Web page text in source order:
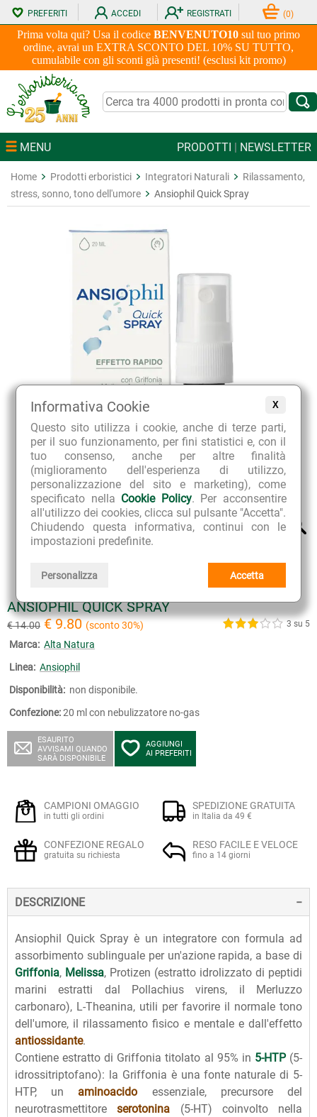
X
Informativa Cookie
Questo sito utilizza i cookie, anche di terze parti,
per il suo funzionamento, per fini statistici e, con il
tuo consenso, anche per altre finalità
(miglioramento dell'esperienza di utilizzo,
personalizzazione del sito e marketing), come
specificato nella Cookie Policy. Per acconsentire
all'utilizzo dei cookies, clicca sul pulsante "Accetta".
Chiudendo questa informativa, continui con le
impostazioni predefinite.
Personalizza Accetta
Prima volta qui? Usa il codice BENVENUTO10 sul tuo primo
ordine, avrai un EXTRA SCONTO DEL 10% SU TUTTO,
cumulabile con gli sconti già presenti! (esclusi kit promo)
PREFERITI ACCEDI REGISTRATI (0)
MENU PRODOTTI | NEWSLETTER
Home Prodotti erboristici Integratori Naturali
Rilassamento,
stress, sonno, tono dell'umore
Ansiophil Quick Spray
ANSIOPHIL QUICK SPRAY
€ 14.00 € 9.80(sconto 30%) 3 su 5
Marca: Alta Natura
Linea: Ansiophil
Disponibilità: non disponibile.
Confezione:20 ml con nebulizzatore no-gas
ESAURITO
AVVISAMI QUANDO
SARÀ DISPONIBILE
AGGIUNGI
AI PREFERITI
CAMPIONI OMAGGIO
in tutti gli ordini
SPEDIZIONE GRATUITA
in Italia da 49 €
CONFEZIONE REGALO
gratuita su richiesta
RESO FACILE E VELOCE
fino a 14 giorni
DESCRIZIONE
Ansiophil Quick Spray è un integratore con formula ad
assorbimento sublinguale per un'azione rapida, a base di
Griffonia, Melissa, Protizen (estratto idrolizzato di peptidi
marini estratti dal Pollachius virens, il Merluzzo
carbonaro), L-Theanina, utili per favorire il normale tono
dell'umore, il rilassamento fisico e mentale e dall'effetto
antiossidante.
Contiene estratto di Griffonia titolato al 95% in 5-HTP(5-
idrossitriptofano): la Griffonia è una fonte naturale di 5-
HTP, un aminoacido essenziale, precursore del
neurotrasmettitoreserotonina (5-HT) coinvolto nella